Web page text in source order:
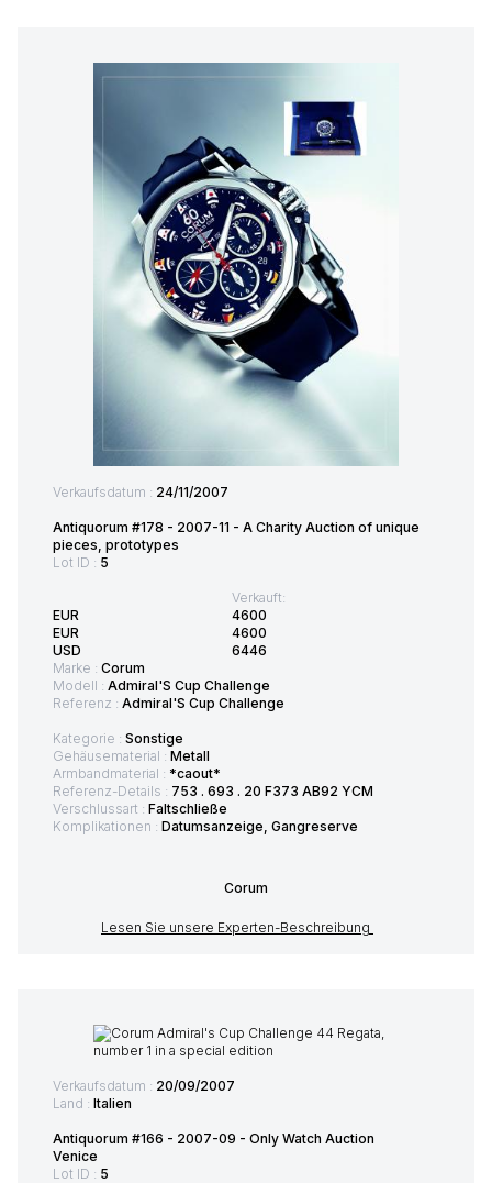
Verkaufsdatum : 24/11/2007
Antiquorum #178 - 2007-11 - A Charity Auction of unique
pieces, prototypes
Lot ID : 5
EUR
EUR
USD
Verkauft:
4600
4600
6446
Marke : Corum
Modell : Admiral'S Cup Challenge
Referenz : Admiral'S Cup Challenge
Kategorie : Sonstige
Gehäusematerial : Metall
Armbandmaterial : *caout*
Referenz-Details : 753 . 693 . 20 F373 AB92 YCM
Verschlussart : Faltschließe
Komplikationen : Datumsanzeige, Gangreserve
Corum
Lesen Sie unsere Experten-Beschreibung
Verkaufsdatum : 20/09/2007
Land : Italien
Antiquorum #166 - 2007-09 - Only Watch Auction
Venice
Lot ID : 5